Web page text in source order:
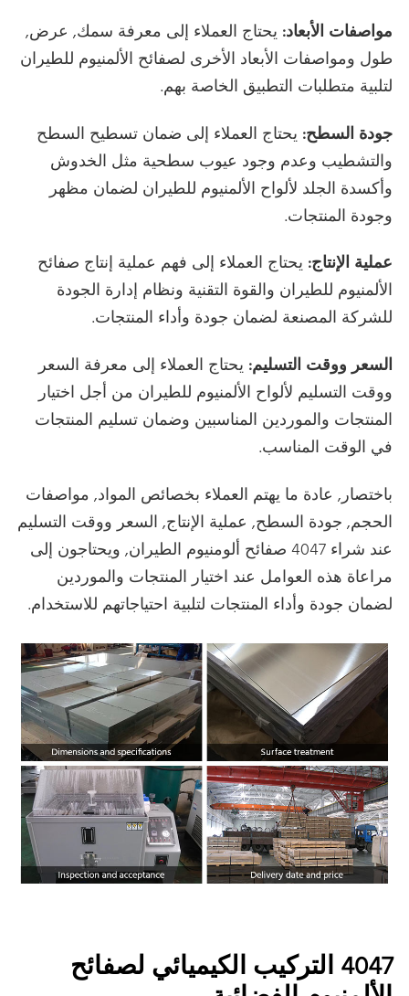
مواصفات الأبعاد: يحتاج العملاء إلى معرفة سمك, عرض,
طول ومواصفات الأبعاد الأخرى لصفائح الألمنيوم للطيران
لتلبية متطلبات التطبيق الخاصة بهم.
جودة السطح: يحتاج العملاء إلى ضمان تسطيح السطح
والتشطيب وعدم وجود عيوب سطحية مثل الخدوش
وأكسدة الجلد لألواح الألمنيوم للطيران لضمان مظهر
وجودة المنتجات.
عملية الإنتاج: يحتاج العملاء إلى فهم عملية إنتاج صفائح
الألمنيوم للطيران والقوة التقنية ونظام إدارة الجودة
للشركة المصنعة لضمان جودة وأداء المنتجات.
السعر ووقت التسليم: يحتاج العملاء إلى معرفة السعر
ووقت التسليم لألواح الألمنيوم للطيران من أجل اختيار
المنتجات والموردين المناسبين وضمان تسليم المنتجات
في الوقت المناسب.
باختصار, عادة ما يهتم العملاء بخصائص المواد, مواصفات
الحجم, جودة السطح, عملية الإنتاج, السعر ووقت التسليم
عند شراء 4047 صفائح ألومنيوم الطيران, ويحتاجون إلى
مراعاة هذه العوامل عند اختيار المنتجات والموردين
لضمان جودة وأداء المنتجات لتلبية احتياجاتهم للاستخدام.
4047 التركيب الكيميائي لصفائح